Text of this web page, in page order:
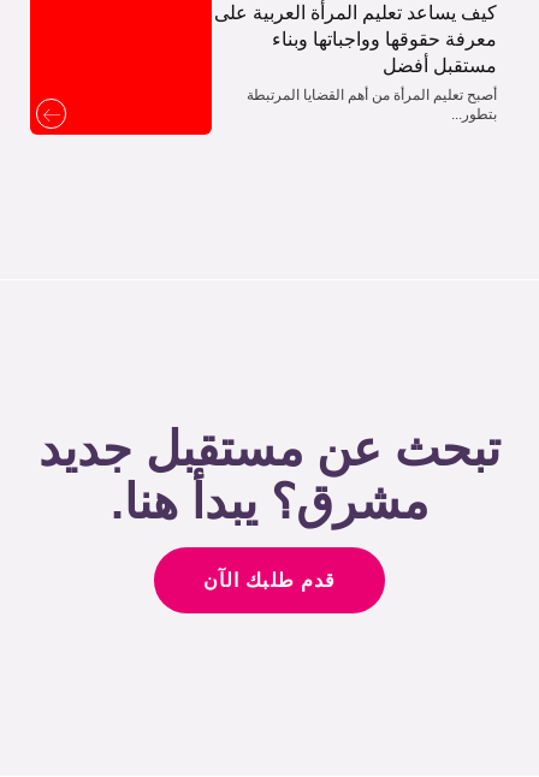
كيف يساعد تعليم المرأة العربية على
معرفة حقوقها وواجباتها وبناء
مستقبل أفضل
أصبح تعليم المرأة من أهم القضايا المرتبطة
بتطور...
تبحث عن مستقبل جديد
مشرق؟ يبدأ هنا.
قدم طلبك الآن